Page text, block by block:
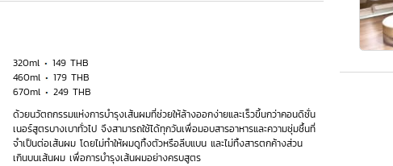
320ml
149 THB
460ml
179 THB
670ml
249 THB
ด้วยนวัตถกรรมแห่งการบำรุงเส้นผมที่ช่วยให้ล้างออกง่ายและเร็วขึ้นกว่าคอนดิชั่น
เนอร์สูตรบางเบาทั่วไป จึงสามารถใช้ได้ทุกวันเพื่อมอบสารอาหารและความชุ่มชื้นที่
จำเป็นต่อเส้นผม โดยไม่ทำให้ผมดูทิ้งตัวหรือลีบแบน และไม่ทิ้งสารตกค้างส่วน
เกินบนเส้นผม เพื่อการบำรุงเส้นผมอย่างครบสูตร